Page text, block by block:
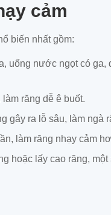
cảm
biến nhất gồm:
uống nước ngọt có
răng dễ ê buốt.
gây ra lỗ sâu, làm ngà
làm răng nhạy cảm
hoặc lấy cao răng,